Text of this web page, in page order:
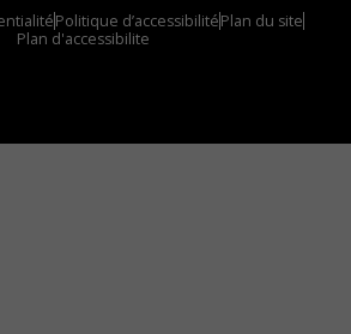
Politique d’accessibilitéPlan du site
Plan d'accessibilite